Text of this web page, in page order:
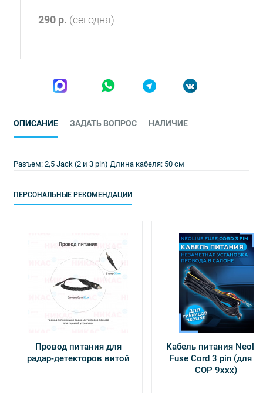
290 р. (сегодня)
ОПИСАНИЕ ЗАДАТЬ ВОПРОС НАЛИЧИЕ
Разъем: 2,5 Jack (2 и 3 pin) Длина кабеля: 50 см
ПЕРСОНАЛЬНЫЕ РЕКОМЕНДАЦИИ
Провод питания для
радар-детекторов витой
Кабель питания
Fuse Cord 3 pin (для Х-
СОР 9ххх)